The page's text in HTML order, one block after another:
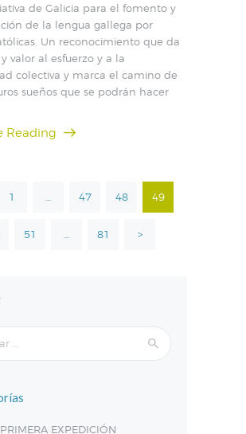
de Galicia para el fomento y
de la lengua gallega por
Un reconocimiento que da
valor al esfuerzo y a la
colectiva y marca el camino de
sueños que se podrán hacer
Reading
PAGE
1 PAGE
47 PAGE
48 PAGE
49
PAGE
51 … PAGE
81 >
EXPEDICIÓN